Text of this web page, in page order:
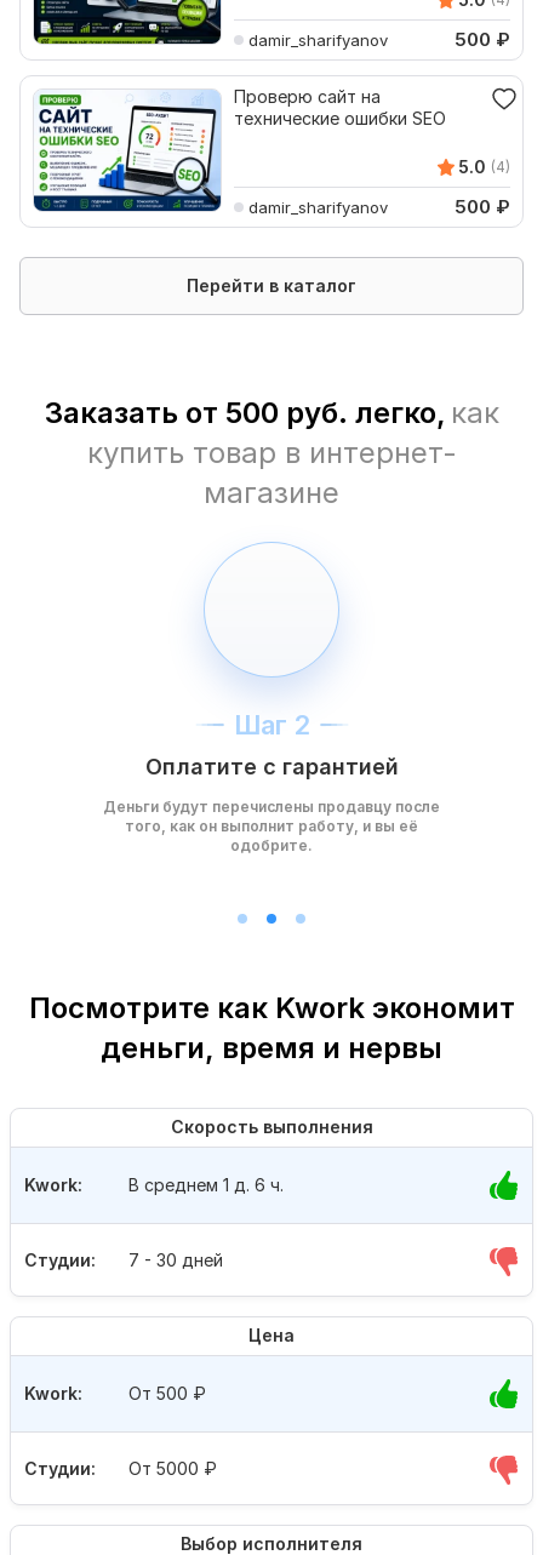
damir_sharifyanov 500 ₽
Проверю сайт на
технические ошибки SEO
5.0 (4)
damir_sharifyanov 500 ₽
Перейти в каталог
Заказать от 500 руб. легко, как
купить товар в интернет-
магазине
Шаг 2
Оплатите с гарантией
Деньги будут перечислены продавцу после
того, как он выполнит работу, и вы её
одобрите.
Посмотрите как Kwork экономит
деньги, время и нервы
Скорость выполнения
Студии: 7 - 30 дней
Kwork: В среднем 1 д. 6 ч.
Цена
Студии: От 5000 ₽
Kwork: От 500 ₽
Выбор исполнителя